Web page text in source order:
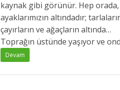
kaynak gibi görünür. Hep orada,
ayaklarımızın altındadır;
çayırların ve ağaçların altında…
Toprağın üstünde yaşıyor ve
Devam